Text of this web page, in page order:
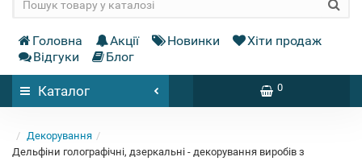
Головна Акції Новинки
Хіти продаж
Відгуки
Блог
Каталог 0
Декорування
Дельфіни голографічні, дзеркальні - декорування виробів з